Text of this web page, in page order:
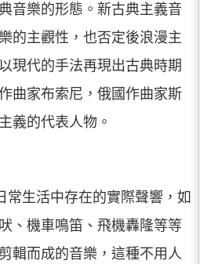
音樂的形態。新古典主義音
的主觀性，也否定後浪漫主
現代的手法再現出古典時期
曲家布索尼，俄國作曲家斯
義的代表人物。
常生活中存在的實際聲響，如
、機車鳴笛、飛機轟隆等等
輯而成的音樂，這種不用人